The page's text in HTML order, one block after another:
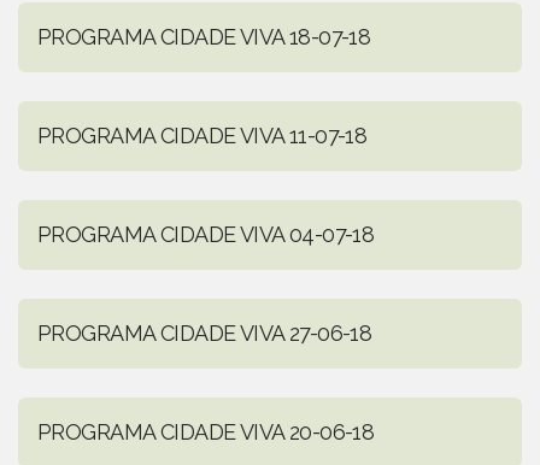
PROGRAMA CIDADE VIVA 18-07-18
PROGRAMA CIDADE VIVA 11-07-18
PROGRAMA CIDADE VIVA 04-07-18
PROGRAMA CIDADE VIVA 27-06-18
PROGRAMA CIDADE VIVA 20-06-18